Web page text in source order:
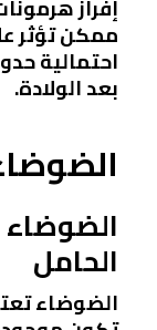
إفراز
ممكن تؤثر
احتمالية
بعد الولادة.
الضوضاء
الحامل
الضوضاء